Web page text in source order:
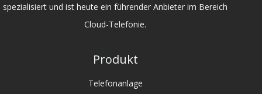
spezialisiert und ist heute ein führender Anbieter im Bereich
Cloud-Telefonie.
Produkt
Telefonanlage